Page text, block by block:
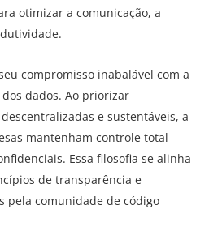
otimizar a comunicação, a
compromisso inabalável com a
dados. Ao priorizar
e sustentáveis, a
mantenham controle total
Essa filosofia se alinha
de transparência e
pela comunidade de código